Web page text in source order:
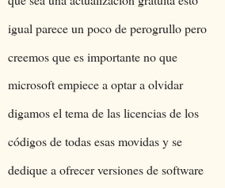
igual parece un poco de perogrullo pero
creemos que es importante no que
microsoft empiece a optar a olvidar
digamos el tema de las licencias de los
códigos de todas esas movidas y se
dedique a ofrecer versiones de software